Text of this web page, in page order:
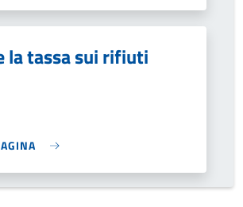
la tassa sui rifiuti